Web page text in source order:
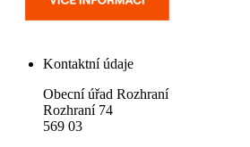
Kontaktní údaje
Obecní úřad Rozhraní
Rozhraní 74
569 03